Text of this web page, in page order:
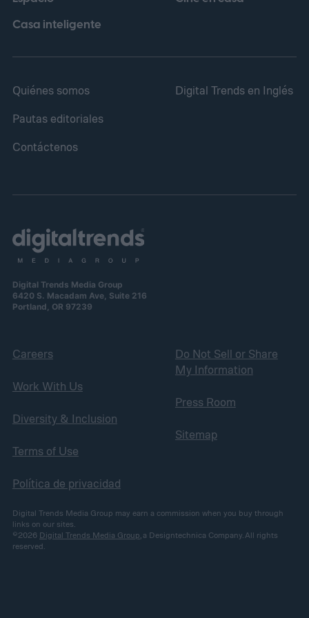
de 2027.
Casa inteligente
Quiénes somos
Pautas editoriales
Contáctenos
Digital Trends en Inglés
Digital Trends Media Group
6420 S. Macadam Ave, Suite 216
Portland, OR 97239
Careers
Work With Us
Diversity & Inclusion
Terms of Use
Política de privacidad
Do Not Sell or Share
My Information
Press Room
Sitemap
Digital Trends Media Group may earn a commission when you buy through
links on our sites.
©2026 Digital Trends Media Group , a Designtechnica Company. All rights
reserved.